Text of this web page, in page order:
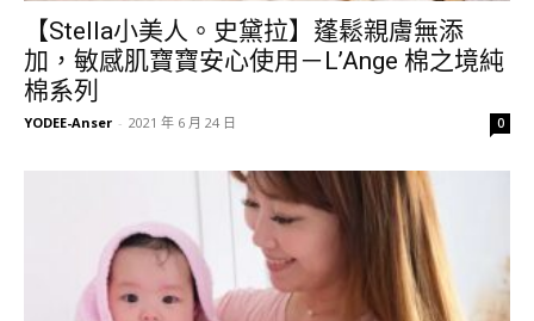
【Stella小美人。史黛拉】蓬鬆親膚無添
加，敏感肌寶寶安心使用－L’Ange 棉之境純
棉系列
YODEE-Anser - 2021 年 6 月 24 日 0